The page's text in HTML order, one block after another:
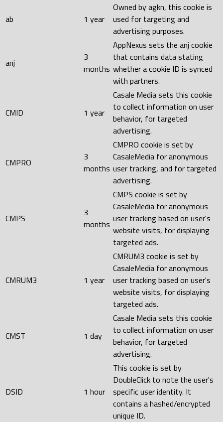
ab 1 year
Owned by agkn, this cookie is
used for targeting and
advertising purposes.
anj
3
months
AppNexus sets the anj cookie
that contains data stating
whether a cookie ID is synced
with partners.
CMID 1 year
Casale Media sets this cookie
to collect information on user
behavior, for targeted
advertising.
CMPRO
3
months
CMPRO cookie is set by
CasaleMedia for anonymous
user tracking, and for targeted
advertising.
CMPS
3
months
CMPS cookie is set by
CasaleMedia for anonymous
user tracking based on user's
website visits, for displaying
targeted ads.
CMRUM3 1 year
CMRUM3 cookie is set by
CasaleMedia for anonymous
user tracking based on user's
website visits, for displaying
targeted ads.
CMST 1 day
Casale Media sets this cookie
to collect information on user
behavior, for targeted
advertising.
DSID 1 hour
This cookie is set by
DoubleClick to note the user's
specific user identity. It
contains a hashed/encrypted
unique ID.